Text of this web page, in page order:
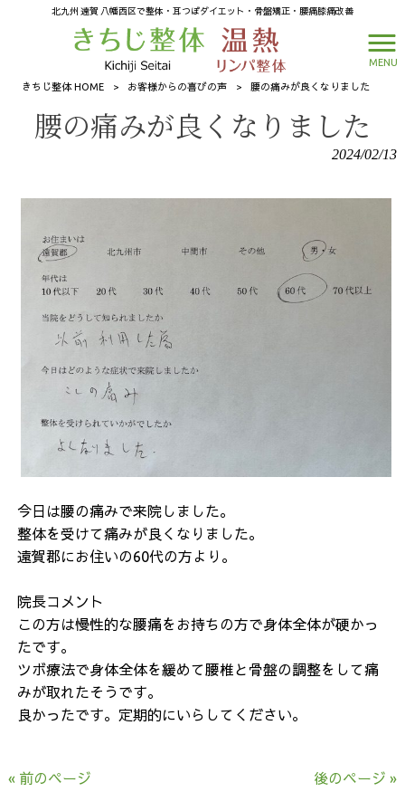
北九州 遠賀 八幡西区で整体・耳つぼダイエット・骨盤矯正・腰痛膝痛改善
MENU
きちじ整体 HOME > お客様からの喜びの声 > 腰の痛みが良くなりました
腰の痛みが良くなりました
2024/02/13
今日は腰の痛みで来院しました。
整体を受けて痛みが良くなりました。
遠賀郡にお住いの60代の方より。
院長コメント
この方は慢性的な腰痛をお持ちの方で身体全体が硬かっ
たです。
ツボ療法で身体全体を緩めて腰椎と骨盤の調整をして痛
みが取れたそうです。
良かったです。定期的にいらしてください。
« 前のページ 後のページ »